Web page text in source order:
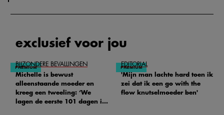
exclusief voor jou
BIJZONDERE BEVALLINGEN
Michelle is bewust
alleenstaande moeder en
kreeg een tweeling: ‘We
lagen de eerste 101 dagen in
EDITORIAL
'Mijn man lachte hard toen ik
zei dat ik een go with the
flow knutselmoeder ben'